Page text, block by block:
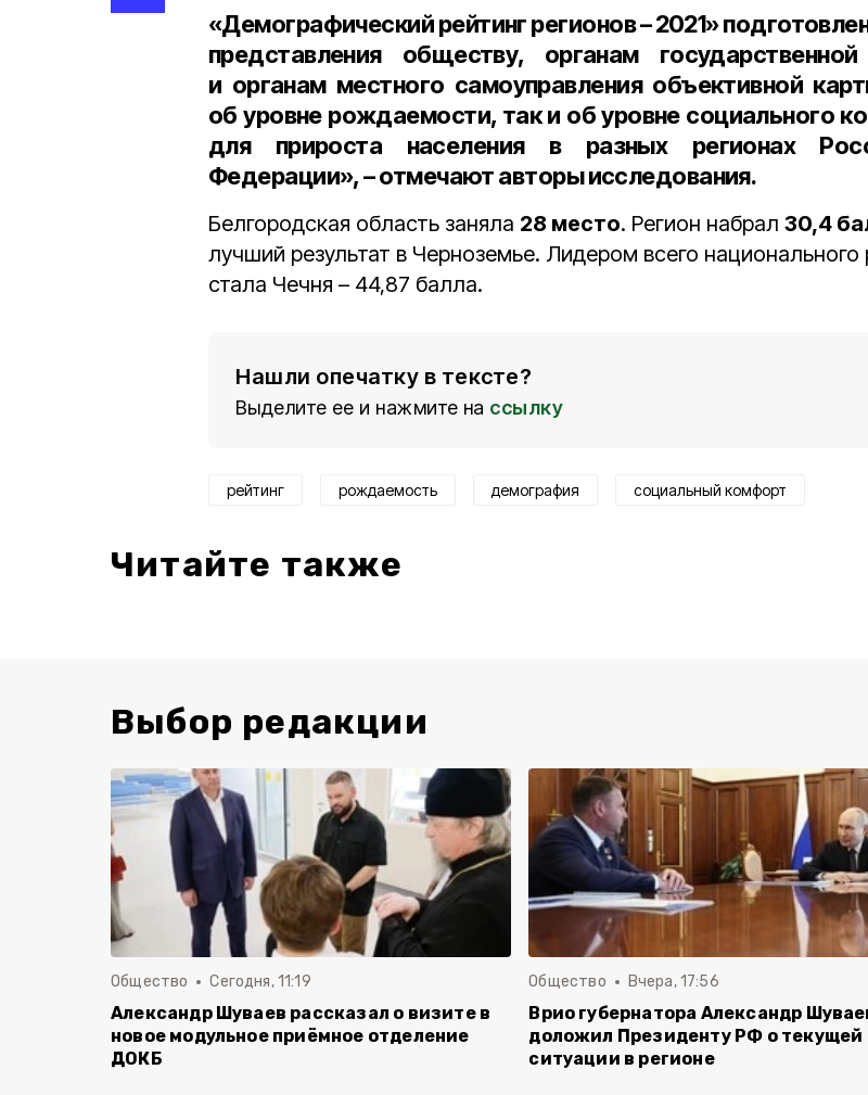
«Демографический рейтинг регионов – 2021»
представления обществу, органам
и органам местного самоуправления объективной
об уровне рождаемости, так и об уровне социального
для прироста населения в разных регионах
Федерации», – отмечают авторы исследования.
Белгородская область заняла 28 место. Регион набрал 30,4
лучший результат в Черноземье. Лидером всего национального
стала Чечня – 44,87 балла.
Нашли опечатку в тексте?
Выделите ее и нажмите на ссылку
рейтинг рождаемость демография социальный комфорт
Читайте также
Выбор редакции
Общество Сегодня, 11:19
Александр Шуваев рассказал о визите в
новое модульное приёмное отделение
ДОКБ
Общество Вчера, 17:56
Врио губернатора Александр
доложил Президенту РФ о текущей
ситуации в регионе